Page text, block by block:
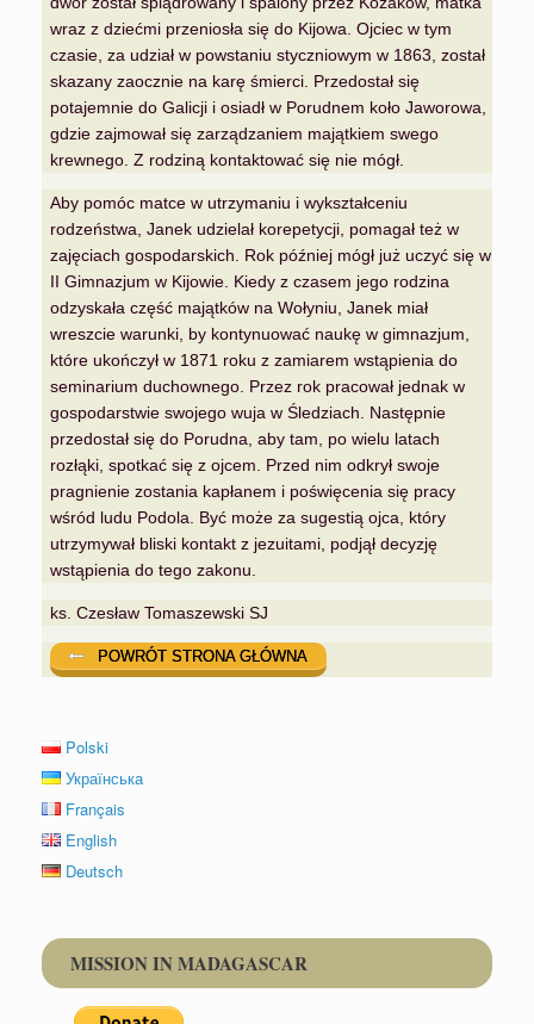
wraz z dziećmi przeniosła się do Kijowa. Ojciec w tym
czasie, za udział w powstaniu styczniowym w 1863, został
skazany zaocznie na karę śmierci. Przedostał się
potajemnie do Galicji i osiadł w Porudnem koło Jaworowa,
gdzie zajmował się zarządzaniem majątkiem swego
krewnego. Z rodziną kontaktować się nie mógł.
Aby pomóc matce w utrzymaniu i wykształceniu
rodzeństwa, Janek udzielał korepetycji, pomagał też w
zajęciach gospodarskich. Rok później mógł już uczyć się w
II Gimnazjum w Kijowie. Kiedy z czasem jego rodzina
odzyskała część majątków na Wołyniu, Janek miał
wreszcie warunki, by kontynuować naukę w gimnazjum,
które ukończył w 1871 roku z zamiarem wstąpienia do
seminarium duchownego. Przez rok pracował jednak w
gospodarstwie swojego wuja w Śledziach. Następnie
przedostał się do Porudna, aby tam, po wielu latach
rozłąki, spotkać się z ojcem. Przed nim odkrył swoje
pragnienie zostania kapłanem i poświęcenia się pracy
wśród ludu Podola. Być może za sugestią ojca, który
utrzymywał bliski kontakt z jezuitami, podjął decyzję
wstąpienia do tego zakonu.
ks. Czesław Tomaszewski SJ
POWRÓT STRONA GŁÓWNA
Polski
Українська
Français
English
Deutsch
MISSION IN MADAGASCAR